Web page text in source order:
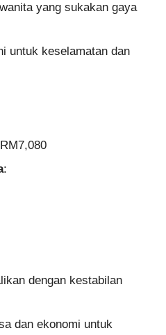
yang sukakan gaya
untuk keselamatan dan
:
dengan kestabilan
dan ekonomi untuk